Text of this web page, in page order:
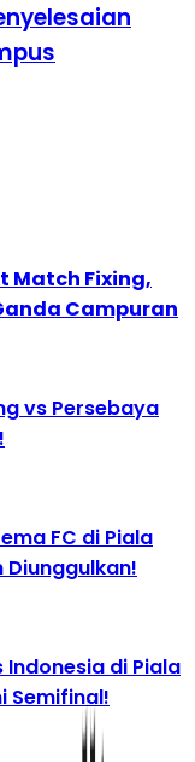
Match Fixing,
Campuran
vs Persebaya
FC di Piala
Diunggulkan!
Indonesia di Piala
Semifinal!